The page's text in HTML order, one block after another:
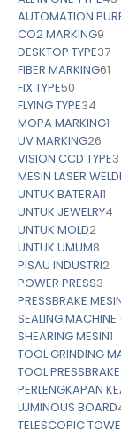
AUTOMATION
CO2 MARKING9
DESKTOP TYPE37
FIBER MARKING61
FIX TYPE50
FLYING TYPE34
MOPA MARKING1
UV MARKING26
VISION CCD TYPE3
MESIN LASER
UNTUK BATERAI1
UNTUK JEWELRY4
UNTUK MOLD2
UNTUK UMUM8
PISAU INDUSTRI2
POWER PRESS3
PRESSBRAKE
SEALING
SHEARING MESIN1
TOOL GRINDING
TOOL PRESSBRAKE
PERLENGKAPAN
LUMINOUS BOARD
TELESCOPIC